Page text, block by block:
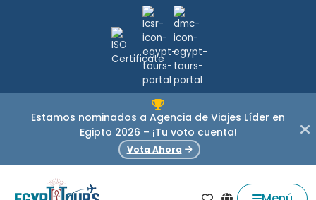
Estamos nominados a Agencia de Viajes Líder en
Egipto 2026 – ¡Tu voto cuenta!
Vota Ahora